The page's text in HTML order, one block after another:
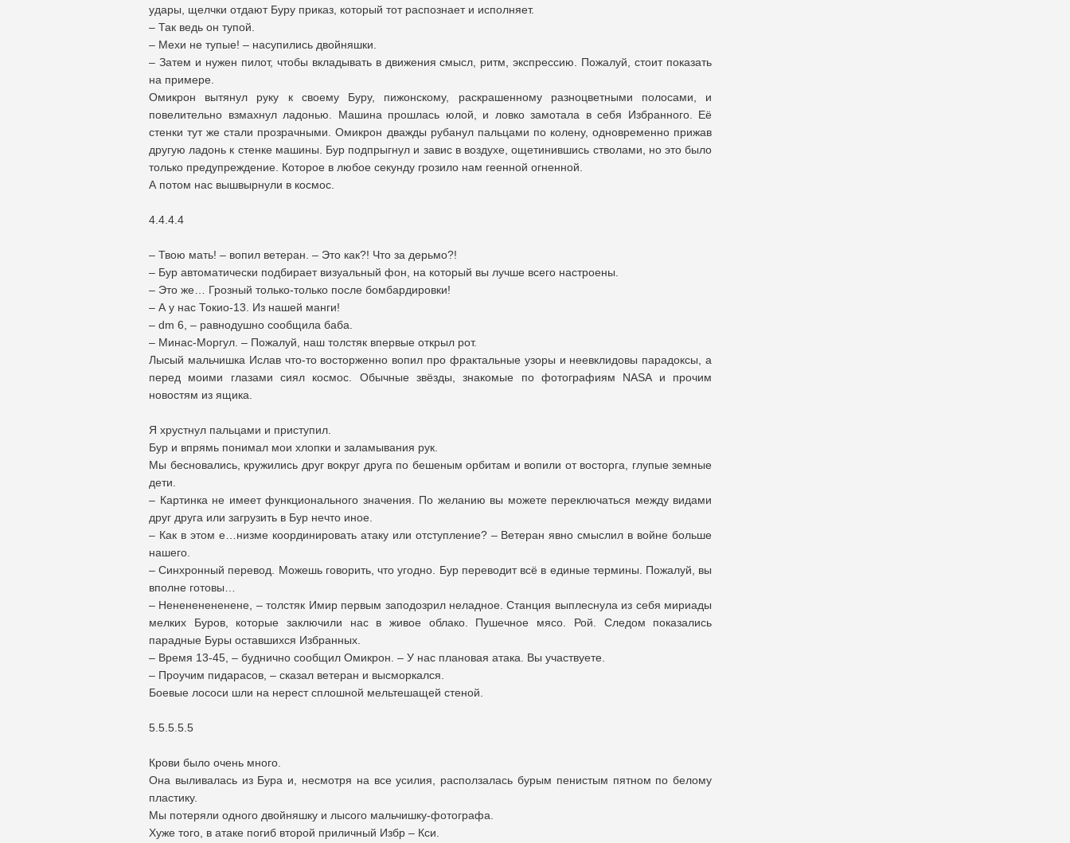
удары, щелчки отдают Буру приказ, который тот распознает и исполняет.
– Так ведь он тупой.
– Мехи не тупые! – насупились двойняшки.
– Затем и нужен пилот, чтобы вкладывать в движения смысл, ритм, экспрессию. Пожалуй, стоит показать
на примере.
Омикрон вытянул руку к своему Буру, пижонскому, раскрашенному разноцветными полосами, и
повелительно взмахнул ладонью. Машина прошлась юлой, и ловко замотала в себя Избранного. Её
стенки тут же стали прозрачными. Омикрон дважды рубанул пальцами по колену, одновременно прижав
другую ладонь к стенке машины. Бур подпрыгнул и завис в воздухе, ощетинившись стволами, но это было
только предупреждение. Которое в любое секунду грозило нам геенной огненной.
А потом нас вышвырнули в космос.
4.4.4.4
– Твою мать! – вопил ветеран. – Это как?! Что за дерьмо?!
– Бур автоматически подбирает визуальный фон, на который вы лучше всего настроены.
– Это же… Грозный только-только после бомбардировки!
– А у нас Токио-13. Из нашей манги!
– dm 6, – равнодушно сообщила баба.
– Минас-Моргул. – Пожалуй, наш толстяк впервые открыл рот.
Лысый мальчишка Ислав что-то восторженно вопил про фрактальные узоры и неевклидовы парадоксы, а
перед моими глазами сиял космос. Обычные звёзды, знакомые по фотографиям NASA и прочим
новостям из ящика.
Я хрустнул пальцами и приступил.
Бур и впрямь понимал мои хлопки и заламывания рук.
Мы бесновались, кружились друг вокруг друга по бешеным орбитам и вопили от восторга, глупые земные
дети.
– Картинка не имеет функционального значения. По желанию вы можете переключаться между видами
друг друга или загрузить в Бур нечто иное.
– Как в этом е…низме координировать атаку или отступление? – Ветеран явно смыслил в войне больше
нашего.
– Синхронный перевод. Можешь говорить, что угодно. Бур переводит всё в единые термины. Пожалуй, вы
вполне готовы…
– Ненененененене, – толстяк Имир первым заподозрил неладное. Станция выплеснула из себя мириады
мелких Буров, которые заключили нас в живое облако. Пушечное мясо. Рой. Следом показались
парадные Буры оставшихся Избранных.
– Время 13-45, – буднично сообщил Омикрон. – У нас плановая атака. Вы участвуете.
– Проучим пидарасов, – сказал ветеран и высморкался.
Боевые лососи шли на нерест сплошной мельтешащей стеной.
5.5.5.5.5
Крови было очень много.
Она выливалась из Бура и, несмотря на все усилия, расползалась бурым пенистым пятном по белому
пластику.
Мы потеряли одного двойняшку и лысого мальчишку-фотографа.
Хуже того, в атаке погиб второй приличный Избр – Кси.